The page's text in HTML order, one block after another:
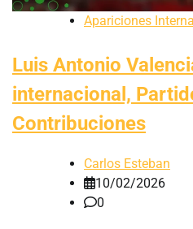
Apariciones
Luis Antonio
internacional,
Contribuciones
Carlos Esteban
10/02/2026
0